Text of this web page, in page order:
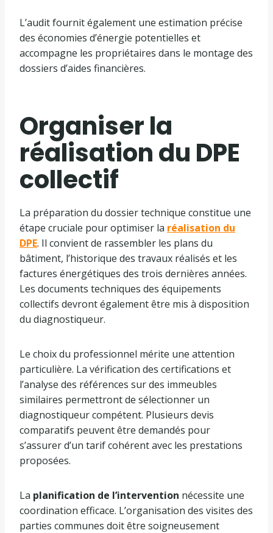
L’audit fournit également une estimation précise
des économies d’énergie potentielles et
accompagne les propriétaires dans le montage des
dossiers d’aides financières.
Organiser la
réalisation du DPE
collectif
La préparation du dossier technique constitue une
étape cruciale pour optimiser la réalisation du
DPE. Il convient de rassembler les plans du
bâtiment, l’historique des travaux réalisés et les
factures énergétiques des trois dernières années.
Les documents techniques des équipements
collectifs devront également être mis à disposition
du diagnostiqueur.
Le choix du professionnel mérite une attention
particulière. La vérification des certifications et
l’analyse des références sur des immeubles
similaires permettront de sélectionner un
diagnostiqueur compétent. Plusieurs devis
comparatifs peuvent être demandés pour
s’assurer d’un tarif cohérent avec les prestations
proposées.
La planification de l’intervention nécessite une
coordination efficace. L’organisation des visites des
parties communes doit être soigneusement